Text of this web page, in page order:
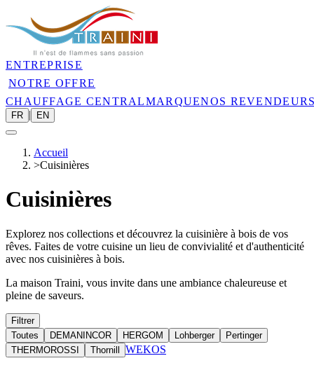
ENTREPRISE
NOTRE OFFRE
CHAUFFAGE CENTRALMARQUENOS
FR | EN
Accueil
>Cuisinières
Cuisinières
Explorez nos collections et découvrez la cuisinière à bois de vos
rêves. Faites de votre cuisine un lieu de convivialité et d'authenticité
avec nos cuisinières à bois.
La maison Traini, vous invite dans une ambiance chaleureuse et
pleine de saveurs.
Filtrer
Toutes
DEMANINCOR HERGOM Lohberger
Pertinger
THERMOROSSI
Thornill WEKOS